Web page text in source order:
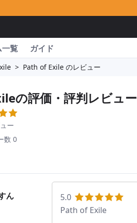
覧 ガイド
> Path of Exile のレビュー
の評価・評判レビュー
ー
数 0
5.0
Path of Exile
ん